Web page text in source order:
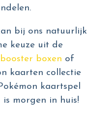
bij ons natuurlijk
keuze uit de
booster boxen of
kaarten collectie
kaartspel
morgen in huis!